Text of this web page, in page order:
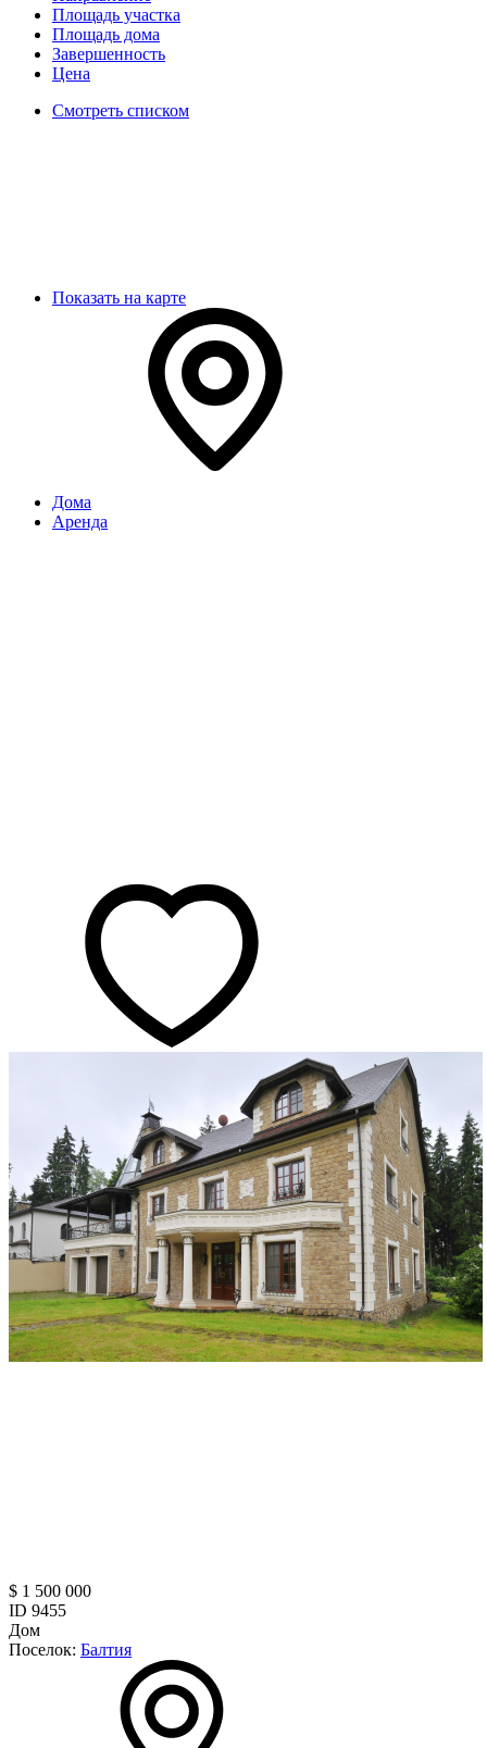
Площадь участка
Площадь дома
Завершенность
Цена
Смотреть списком
Показать на карте
Дома
Аренда
$ 1 500 000
ID 9455
Дом
Поселок: Балтия